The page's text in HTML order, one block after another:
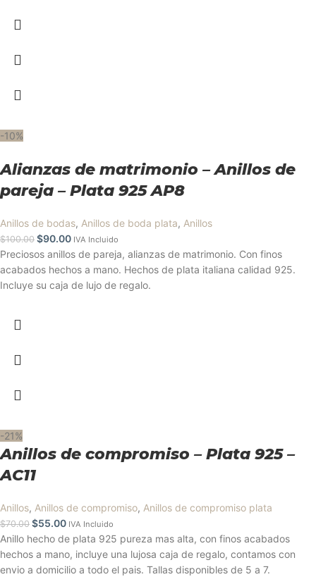
-10%
Alianzas de matrimonio – Anillos de
pareja – Plata 925 AP8
Anillos de bodas, Anillos de boda plata, Anillos
$100.00 $90.00 IVA Incluido
Preciosos anillos de pareja, alianzas de matrimonio. Con finos
acabados hechos a mano. Hechos de plata italiana calidad 925.
Incluye su caja de lujo de regalo.
-21%
Anillos de compromiso – Plata 925 –
AC11
Anillos, Anillos de compromiso, Anillos de compromiso plata
$70.00 $55.00 IVA Incluido
Anillo hecho de plata 925 pureza mas alta, con finos acabados
hechos a mano, incluye una lujosa caja de regalo, contamos con
envio a domicilio a todo el pais. Tallas disponibles de 5 a 7.